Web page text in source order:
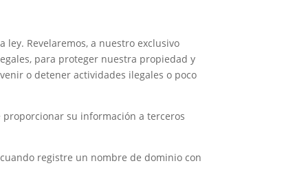
Revelaremos, a nuestro exclusivo
para proteger nuestra propiedad y
o detener actividades ilegales o poco
su información a terceros
registre un nombre de dominio con